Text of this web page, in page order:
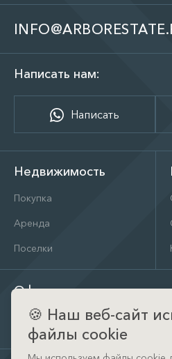
Написать нам:
Написать
Недвижимость
Покупка
Аренда
Поселки
Офис
д. Тимошкино, ул. Архитектора
Истра)
🍪 Наш веб-сайт
файлы cookie